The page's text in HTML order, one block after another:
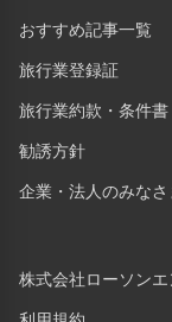
おすすめ記事一覧
旅行業登録証
旅行業約款・条件書
勧誘方針
企業・法人のみなさ
株式会社ローソン